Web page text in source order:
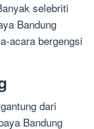
selebriti
Bandung
acara bergengsi
dari
Bandung